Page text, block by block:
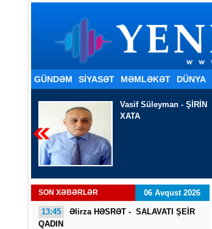
GÜNDƏM SİYASƏT MƏMLƏKƏT DÜNYA
Əlizadə Nuri- Sonuncu
seans
SON XƏBƏRLƏR 06 Avqust 2026
13:45
Əlirza HƏSRƏT - SALAVATI ŞEİR
QADIN